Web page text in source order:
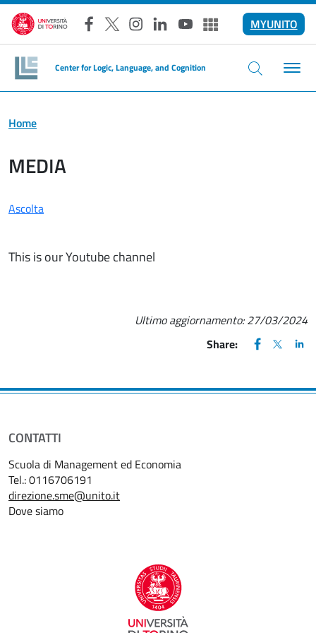
Salta al contenuto principale
Facebook
X Instagram
LinkedInYouTubeAltri social
MYUNITO
Center for Logic, Language, and Cognition
Home
MEDIA
Ascolta
This is our Youtube channel
Ultimo aggiornamento:27/03/2024
Share:
FACEBOOK
(apre una
X
(apre
CONTATTI
Scuola di Management ed Economia
Tel.: 0116706191
direzione.sme@unito.it
Dove siamo